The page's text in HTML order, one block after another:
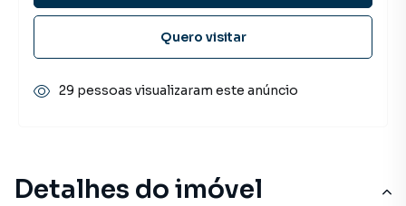
Detalhes do imóvel
Quero visitar
29 pessoas visualizaram este anúncio